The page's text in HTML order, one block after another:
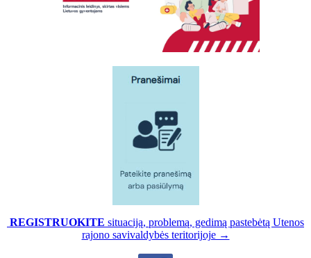
REGISTRUOKITE situaciją, problemą, gedimą pastebėtą Utenos
rajono savivaldybės teritorijoje →